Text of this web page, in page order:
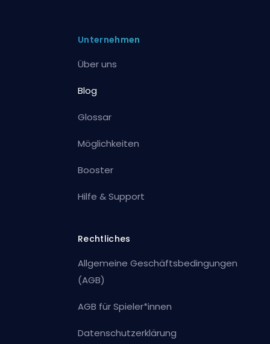
Unternehmen
Über uns
Blog
Glossar
Möglichkeiten
Booster
Hilfe & Support
Rechtliches
Allgemeine Geschäftsbedingungen
(AGB)
AGB für Spieler*innen
Datenschutzerklärung